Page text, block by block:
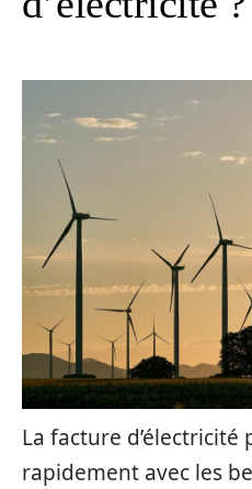
La facture
rapidement avec les